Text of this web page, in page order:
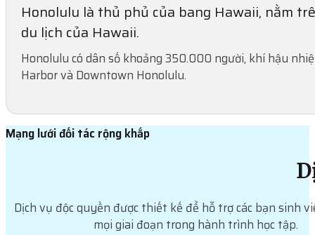
Honolulu là thủ phủ của bang Hawaii, nằm
du lịch của Hawaii.
Honolulu có dân số khoảng 350.000 người, khí hậu
Harbor và Downtown Honolulu.
Mạng lưới đối tác rộng khắp
Dịch vụ độc quyền được thiết kế để hỗ trợ các bạn sinh
mọi giai đoạn trong hành trình học tập.